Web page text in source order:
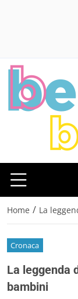
Home / La
Cronaca
La leggenda
bambini